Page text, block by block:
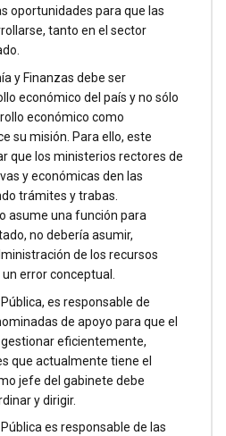
oportunidades para que las
tanto en el sector
y Finanzas debe ser
económico del país y no sólo
económico como
su misión. Para ello, este
que los ministerios rectores de
y económicas den las
trámites y trabas.
asume una función para
no debería asumir,
de los recursos
error conceptual.
es responsable de
de apoyo para que el
eficientemente,
que actualmente tiene el
jefe del gabinete debe
y dirigir.
es responsable de las